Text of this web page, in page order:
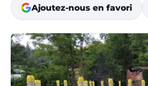
Ajoutez-nous en favori